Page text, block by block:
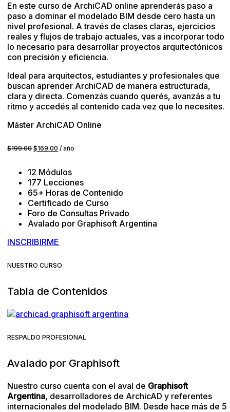
En este curso de ArchiCAD online aprenderás paso a
paso a dominar el modelado BIM desde cero hasta un
nivel profesional. A través de clases claras, ejercicios
reales y flujos de trabajo actuales, vas a incorporar todo
lo necesario para desarrollar proyectos arquitectónicos
con precisión y eficiencia.
Ideal para arquitectos, estudiantes y profesionales que
buscan aprender ArchiCAD de manera estructurada,
clara y directa. Comenzás cuando querés, avanzás a tu
ritmo y accedés al contenido cada vez que lo necesites.
Máster ArchiCAD Online
$199.00 El
era:
$199.00.
$169.00 El
es:
$169.00.
/ año
12 Módulos
177 Lecciones
65+ Horas de Contenido
Certificado de Curso
Foro de Consultas Privado
Avalado por Graphisoft Argentina
INSCRIBIRME
NUESTRO CURSO
Tabla de Contenidos
RESPALDO PROFESIONAL
Avalado por Graphisoft
Nuestro curso cuenta con el aval de Graphisoft
Argentina, desarrolladores de ArchicAD y referentes
internacionales del modelado BIM. Desde hace más de 5